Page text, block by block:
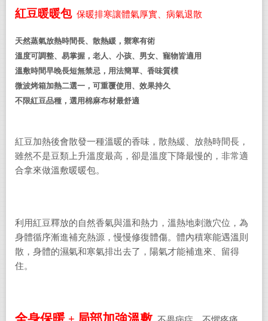
紅豆暖暖包 保暖排寒讓體氣厚實、病氣退散
天然蒸氣放熱時間長、散熱緩，禦寒有術
溫度可調整、易掌握，老人、小孩、男女、寵物皆適用
溫敷時間早晚長短無禁忌，用法簡單、香味質樸
微波烤箱加熱二選一，可重覆使用、效果持久
不限紅豆品種，選用棉麻布材最舒適
紅豆加熱後會散發一種溫暖的香味，散熱緩、放熱時間長，
雖然不是豆類上升溫度最高，卻是溫度下降最慢的，非常適
合拿來做溫敷暖暖包。
利用紅豆釋放的自然香氣與溫和熱力，溫熱地刺激穴位，為
身體循序漸進補充熱源，慢慢修復體傷。體內積寒能遇溫則
散，身體的濕氣和寒氣排出去了，陽氣才能補進來、留得
住。